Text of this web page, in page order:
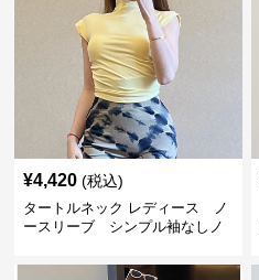
¥4,420 (税込)
タートルネック レディース ノ
ースリーブ シンプル袖なしノ